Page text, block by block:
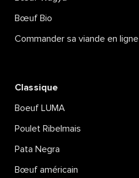
Bœuf Bio
Commander sa viande en ligne
Classique
Boeuf LUMA
Poulet Ribelmais
Pata Negra
Bœuf américain